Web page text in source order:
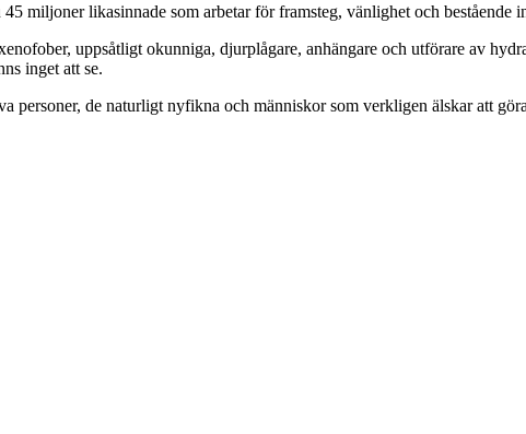
miljoner likasinnade som arbetar för framsteg, vänlighet och bestående
uppsåtligt okunniga, djurplågare, anhängare och utförare av
inget att se.
personer, de naturligt nyfikna och människor som verkligen älskar att